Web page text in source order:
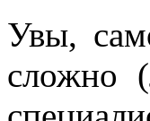
Увы,
сложно